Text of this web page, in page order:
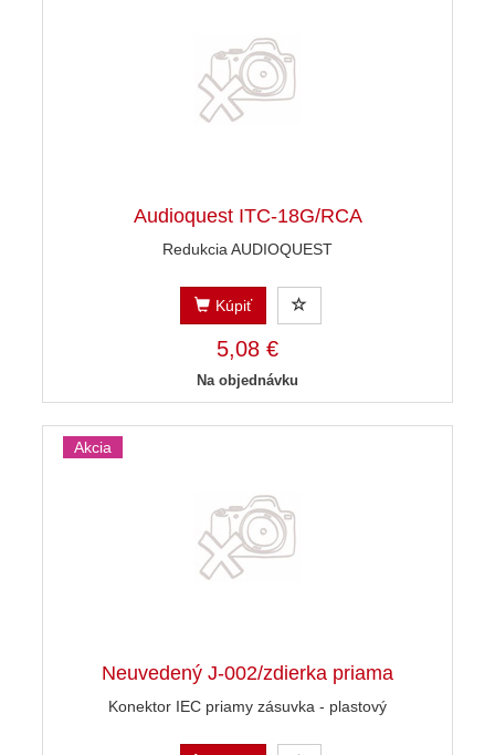
Audioquest ITC-18G/RCA
Redukcia AUDIOQUEST
Kúpiť
5,08 €
Na objednávku
Akcia
Neuvedený J-002/zdierka priama
Konektor IEC priamy zásuvka - plastový